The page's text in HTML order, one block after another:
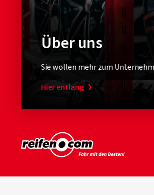
Über uns
Sie wollen mehr zum
Hier entlang